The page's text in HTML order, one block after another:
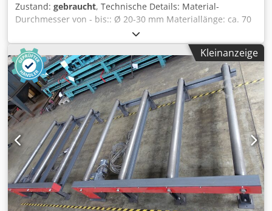
Zustand: gebraucht, Technische Details: Material-
Durchmesser von - bis:: Ø 20-30 mm Materiallänge: ca. 70
mm Anzahl Turbinen: 3 Stck. Strahlstunden : ca. 200
Raumbedarf ca.: Höhe ges. ca. 4,5 m Anschlußwert: ca. 40
kW FEDER-DURCHLAUF-STRAHLANLAGE (FEDERHäRTEN)
Einsatzmöglichkeit: Zum strahltechnischen
bearbeiten/härten von Federn im Durchlaufprinzip.
Fördern der Federn durch die Strahlanlage mittels
Schleppkette, die dem Schleuderstrahl ausgesetzt ist. Die
Durchlaufgeschwindigkeit der Schleppkette ist einstellbar.
Djdpfsu Nu I Tjx Aivsck Sehr wenig im Einsatz gewesen, ca.
200 Laufstunden Anlage besteht aus: - Maschinengehäuse,
innen (hochlegierter Werkzeugstahl - gehärtet) mit
austauschbaren Strahlplatten - Fördersystem - 2 Stück
Strahlkammer-Wartungstüre - Becherwerk -
Strahlkammerlänge/tiefe: ca. 2000mm/ca. 670mm -
Kleinanzeige